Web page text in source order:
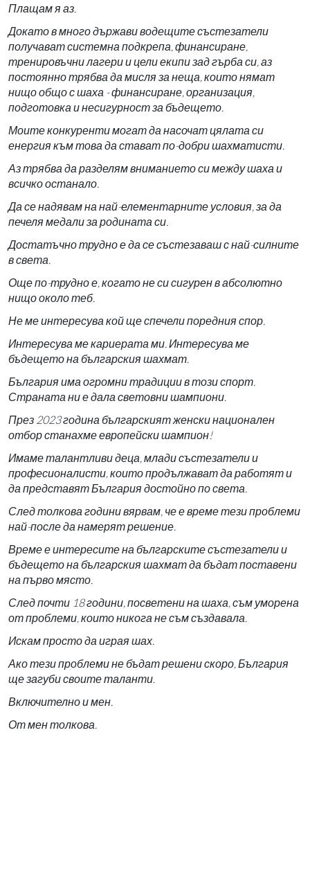
Плащам я аз.
Докато в много държави водещите състезатели
получават системна подкрепа, финансиране,
тренировъчни лагери и цели екипи зад гърба си, аз
постоянно трябва да мисля за неща, които нямат
нищо общо с шаха - финансиране, организация,
подготовка и несигурност за бъдещето.
Моите конкуренти могат да насочат цялата си
енергия към това да стават по-добри шахматисти.
Аз трябва да разделям вниманието си между шаха и
всичко останало.
Да се надявам на най-елементарните условия, за да
печеля медали за родината си.
Достатъчно трудно е да се състезаваш с най-силните
в света.
Още по-трудно е, когато не си сигурен в абсолютно
нищо около теб.
Не ме интересува кой ще спечели поредния спор.
Интересува ме кариерата ми. Интересува ме
бъдещето на българския шахмат.
България има огромни традиции в този спорт.
Страната ни е дала световни шампиони.
През 2023 година българският женски национален
отбор станахме европейски шампион!
Имаме талантливи деца, млади състезатели и
професионалисти, които продължават да работят и
да представят България достойно по света.
След толкова години вярвам, че е време тези проблеми
най-после да намерят решение.
Време е интересите на българските състезатели и
бъдещето на българския шахмат да бъдат поставени
на първо място.
След почти 18 години, посветени на шаха, съм уморена
от проблеми, които никога не съм създавала.
Искам просто да играя шах.
Ако тези проблеми не бъдат решени скоро, България
ще загуби своите таланти.
Включително и мен.
От мен толкова.